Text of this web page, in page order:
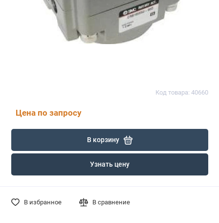
Код товара: 40660
Цена по запросу
В корзину
Узнать цену
В избранное В сравнение